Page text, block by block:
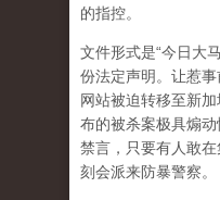
的指控。
文件形式是“今日大
份法定声明。让惹事
网站被迫转移至新
布的被杀案极具煽
禁言，只要有人敢
刻会派来防暴警察。